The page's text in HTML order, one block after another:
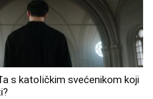
s katoličkim svećenikom koji